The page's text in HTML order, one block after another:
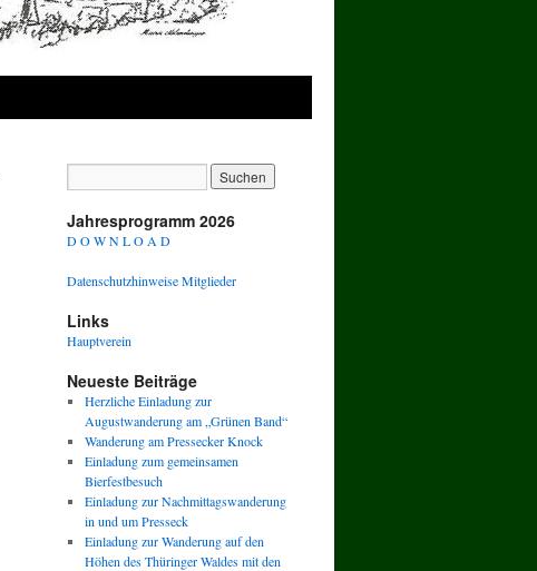
Jahresprogramm 2026
D O W N L O A D
Datenschutzhinweise Mitglieder
Links
Hauptverein
Neueste Beiträge
Herzliche Einladung zur
Augustwanderung am „Grünen Band“
Wanderung am Pressecker Knock
Einladung zum gemeinsamen
Bierfestbesuch
Einladung zur Nachmittagswanderung
in und um Presseck
Einladung zur Wanderung auf den
Höhen des Thüringer Waldes mit den